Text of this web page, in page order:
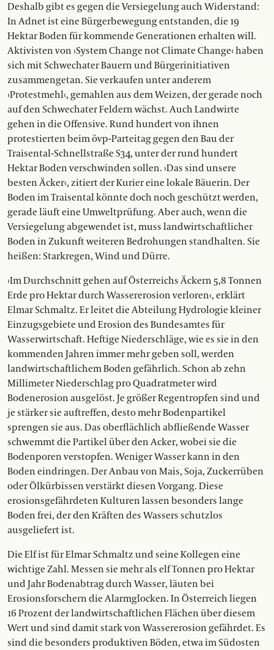
Deshalb gibt es gegen die Versiegelung auch Widerstand:
In Adnet ist eine Bürgerbewegung entstanden, die 19
Hektar Boden für kommende Generationen erhalten will.
Aktivisten von ›System Change not Climate Change‹ haben
sich mit Schwechater Bauern und Bürgerinitiativen
zusammengetan. Sie verkaufen unter anderem
›Protestmehl‹, gemahlen aus dem Weizen, der gerade noch
auf den Schwechater Feldern wächst. Auch Landwirte
gehen in die Offensive. Rund hundert von ihnen
protestierten beim övp-Parteitag gegen den Bau der
Traisental-Schnellstraße S34, unter der rund hundert
Hektar Boden verschwinden sollen. ›Das sind unsere
besten Äcker‹, zitiert der Kurier eine lokale Bäuerin. Der
Boden im Traisental könnte doch noch geschützt werden,
gerade läuft eine Umweltprüfung. Aber auch, wenn die
Versiegelung abgewendet ist, muss landwirtschaftlicher
Boden in Zukunft weiteren Bedrohungen standhalten. Sie
heißen: Starkregen, Wind und Dürre.
›Im Durchschnitt gehen auf Österreichs Äckern 5,8 Tonnen
Erde pro Hektar durch Wassererosion verloren‹, erklärt
Elmar Schmaltz. Er leitet die Abteilung Hydrologie kleiner
Einzugsgebiete und Erosion des Bundesamtes für
Wasserwirtschaft. Heftige Niederschläge, wie es sie in den
kommenden Jahren immer mehr geben soll, werden
landwirtschaftlichem Boden gefährlich. Schon ab zehn
Millimeter Niederschlag pro Quadratmeter wird
Bodenerosion ausgelöst. Je größer Regentropfen sind und
je stärker sie auftreffen, desto mehr Bodenpartikel
sprengen sie aus. Das oberflächlich abfließende Wasser
schwemmt die Partikel über den Acker, wobei sie die
Bodenporen verstopfen. Weniger Wasser kann in den
Boden eindringen. Der Anbau von Mais, Soja, Zuckerrüben
oder Ölkürbissen verstärkt diesen Vorgang. Diese
erosionsgefährdeten Kulturen lassen besonders lange
Boden frei, der den Kräften des Wassers schutzlos
ausgeliefert ist.
Die Elf ist für Elmar Schmaltz und seine Kollegen eine
wichtige Zahl. Messen sie mehr als elf Tonnen pro Hektar
und Jahr Bodenabtrag durch Wasser, läuten bei
Erosionsforschern die Alarmglocken. In Österreich liegen
16 Prozent der landwirtschaftlichen Flächen über diesem
Wert und sind damit stark von Wassererosion gefährdet. Es
sind die besonders produktiven Böden, etwa im Südosten